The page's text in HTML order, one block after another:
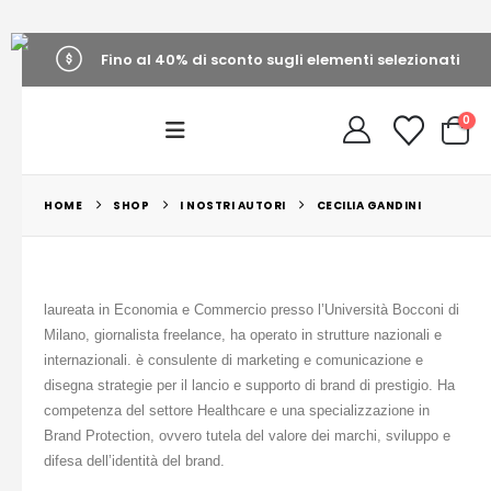
Fino al 40% di sconto sugli elementi selezionati
0
HOME SHOP I NOSTRI AUTORI CECILIA GANDINI
laureata in Economia e Commercio presso l’Università Bocconi di
Milano, giornalista freelance, ha operato in strutture nazionali e
internazionali. è consulente di marketing e comunicazione e
disegna strategie per il lancio e supporto di brand di prestigio. Ha
competenza del settore Healthcare e una specializzazione in
Brand Protection, ovvero tutela del valore dei marchi, sviluppo e
difesa dell’identità del brand.